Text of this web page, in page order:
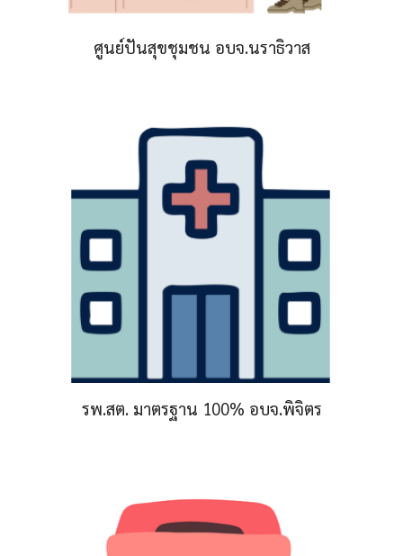
ศูนย์ปันสุขชุมชน อบจ.นราธิวาส
รพ.สต. มาตรฐาน 100% อบจ.พิจิตร